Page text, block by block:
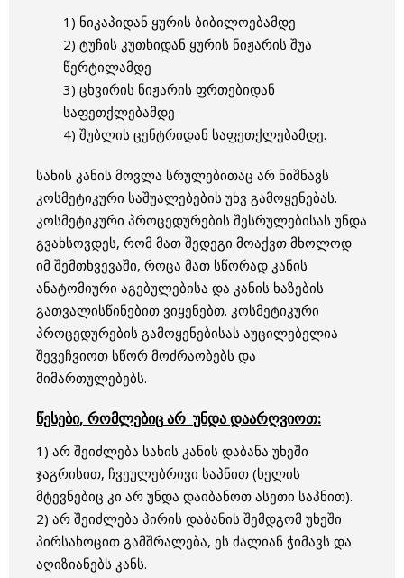
1) ნიკაპიდან ყურის ბიბილოებამდე
2) ტუჩის კუთხიდან ყურის ნიჟარის შუა
წერტილამდე
3) ცხვირის ნიჟარის ფრთებიდან
საფეთქლებამდე
4) შუბლის ცენტრიდან საფეთქლებამდე.
სახის კანის მოვლა სრულებითაც არ ნიშნავს
კოსმეტიკური საშუალებების უხვ გამოყენებას.
კოსმეტიკური პროცედურების შესრულებისას უნდა
გვახსოვდეს, რომ მათ შედეგი მოაქვთ მხოლოდ
იმ შემთხვევაში, როცა მათ სწორად კანის
ანატომიური აგებულებისა და კანის ხაზების
გათვალისწინებით ვიყენებთ. კოსმეტიკური
პროცედურების გამოყენებისას აუცილებელია
შევეჩვიოთ სწორ მოძრაობებს და
მიმართულებებს.
წესები, რომლებიცარ უნდადაარღვიოთ:
1) არ შეიძლება სახის კანის დაბანა უხეში
ჯაგრისით, ჩვეულებრივი საპნით (ხელის
მტევნებიც კი არ უნდა დაიბანოთ ასეთი საპნით).
2) არ შეიძლება პირის დაბანის შემდგომ უხეში
პირსახოცით გამშრალება, ეს ძალიან ჭიმავს და
აღიზიანებს კანს.